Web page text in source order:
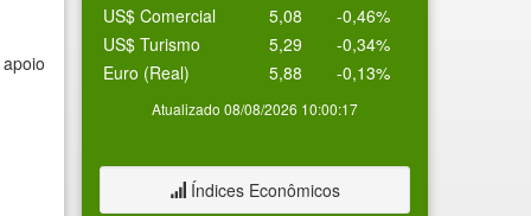
Atualizado 08/08/2026 10:00:17
US$ Comercial 5,08
-0,46%
US$ Turismo
5,29
-0,34%
Euro (Real)
5,88 -0,13%
Índices Econômicos